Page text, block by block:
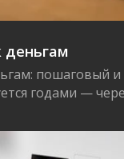
деньгам
пошаговый
годами —